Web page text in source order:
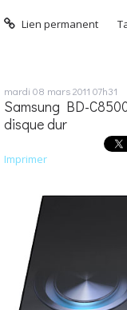
Lien permanent
mardi 08 mars 2011 07h31
Samsung BD-
disque dur
Imprimer